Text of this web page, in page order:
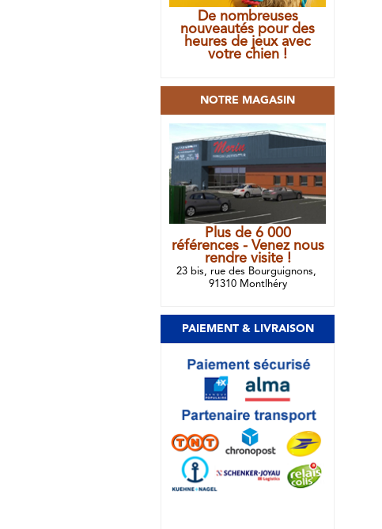
De nombreuses
nouveautés pour des
heures de jeux avec
votre chien !
NOTRE MAGASIN
Plus de 6 000
références - Venez nous
rendre visite !
23 bis, rue des Bourguignons,
91310 Montlhéry
PAIEMENT & LIVRAISON